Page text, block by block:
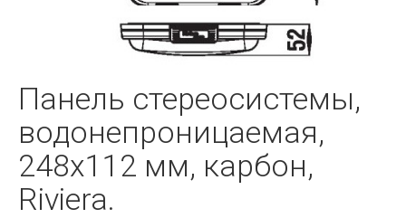
Панель стереосистемы,
водонепроницаемая,
248х112 мм, карбон,
Riviera.